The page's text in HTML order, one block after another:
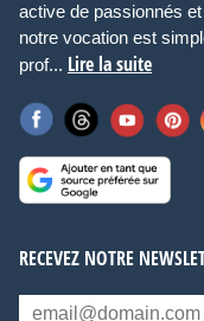
active de passionnés
notre vocation est
prof... Lire la suite
RECEVEZ NOTRE